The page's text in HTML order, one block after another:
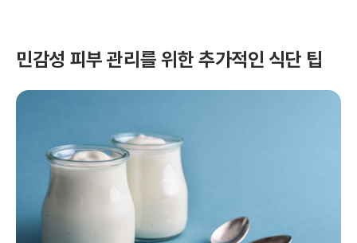
민감성 피부 관리를 위한 추가적인 식단 팁